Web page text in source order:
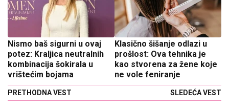
Nismo baš sigurni u ovaj
potez: Kraljica neutralnih
kombinacija šokirala u
vrištećim bojama
PRETHODNA VEST
Klasično šišanje odlazi u
prošlost: Ova tehnika je
kao stvorena za žene koje
ne vole feniranje
SLEDEĆA VEST